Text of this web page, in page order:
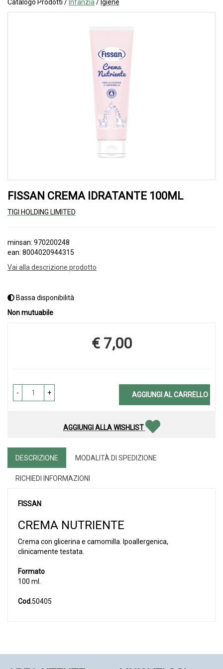
Catalogo Prodotti / Infanzia / Igiene
FISSAN CREMA IDRATANTE 100ML
TIGI HOLDING LIMITED
minsan: 970200248
ean: 8004020944315
Vai alla descrizione prodotto
Bassa disponibilità
Non mutuabile
Prezzo
€ 7,00
- + AGGIUNGI AL CARRELLO
AGGIUNGI ALLA WISHLIST
DESCRIZIONE MODALITÀ DI SPEDIZIONE
RICHIEDI INFORMAZIONI
FISSAN
CREMA NUTRIENTE
Crema con glicerina e camomilla. Ipoallergenica,
clinicamente testata.
Formato
100 ml.
Cod.50405